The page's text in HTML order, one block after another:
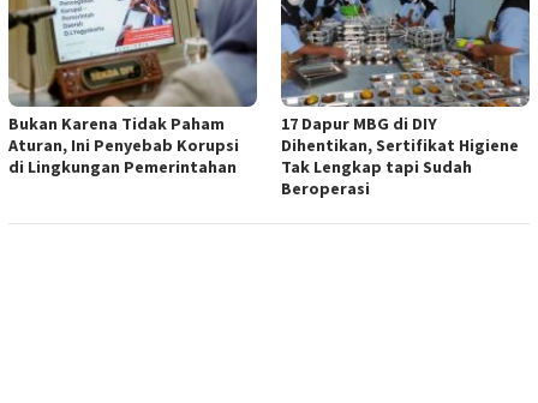
Bukan Karena Tidak Paham
Aturan, Ini Penyebab Korupsi
di Lingkungan Pemerintahan
17 Dapur MBG di DIY
Dihentikan, Sertifikat Higiene
Tak Lengkap tapi Sudah
Beroperasi